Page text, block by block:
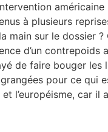
à plusieurs
sur le dossier
d’un
de faire bouger
pour ce
l’européisme, car